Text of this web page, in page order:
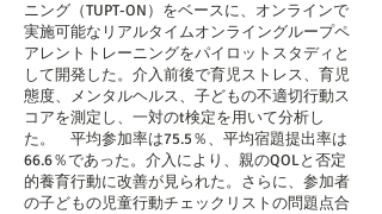
ニング（TUPT-ON）をベースに、オンラインで
実施可能なリアルタイムオンライングループペ
アレントトレーニングをパイロットスタディと
して開発した。介入前後で育児ストレス、育児
態度、メンタルヘルス、子どもの不適切行動ス
コアを測定し、一対のt検定を用いて分析し
た。 平均参加率は75.5％、平均宿題提出率は
66.6％であった。介入により、親のQOLと否定
的養育行動に改善が見られた。さらに、参加者
の子どもの児童行動チェックリストの問題点合